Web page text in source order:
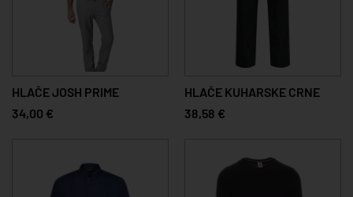
HLAČE JOSH PRIME
34,00 €
HLAČE KUHARSKE CRNE
38,58 €